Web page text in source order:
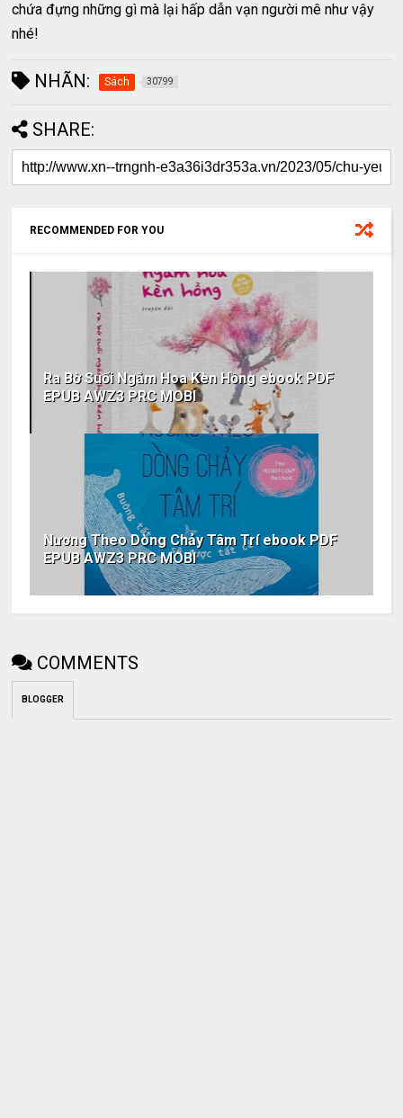
chứa đựng những gì mà lại hấp dẫn vạn người mê như vậy
nhé!
NHÃN: Sách 30799
SHARE:
RECOMMENDED FOR YOU
Ra Bờ Suối Ngắm Hoa Kèn Hồng ebook PDF
EPUB AWZ3 PRC MOBI
Nương Theo Dòng Chảy Tâm Trí ebook PDF
EPUB AWZ3 PRC MOBI
COMMENTS
BLOGGER